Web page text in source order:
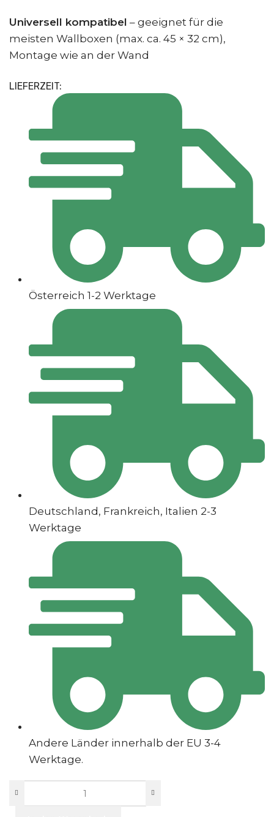
Universell kompatibel – geeignet für die
meisten Wallboxen (max. ca. 45 × 32 cm),
Montage wie an der Wand
LIEFERZEIT:
Österreich 1-2 Werktage
Deutschland, Frankreich, Italien 2-3
Werktage
Andere Länder innerhalb der EU 3-4
Werktage.